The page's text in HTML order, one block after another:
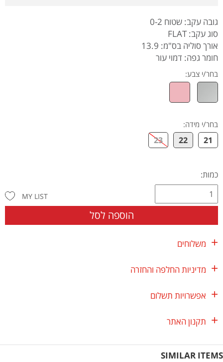
גובה עקב: שטוח 0-2
סוג עקב: FLAT
אורך סוליה בס"מ: 13.9
חומר גפה: דמוי עור
בחר/י צבע:
בחר/י מידה:
21
22
23
כמות:
הוספה לסל
MY LIST
משלוחים
מדיניות החלפה והחזרה
אפשרויות תשלום
תקנון האתר
SIMILAR ITEMS